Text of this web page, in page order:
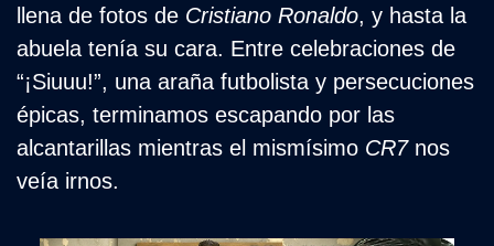
llena de fotos de Cristiano Ronaldo, y hasta la
abuela tenía su cara. Entre celebraciones de
“¡Siuuu!”, una araña futbolista y persecuciones
épicas, terminamos escapando por las
alcantarillas mientras el mismísimo CR7 nos
veía irnos.